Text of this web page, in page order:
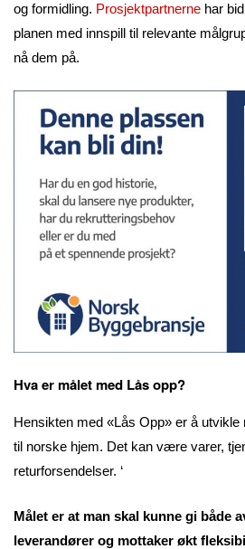
og formidling. Prosjektpartnerne har
planen med innspill til relevante
nå dem på.
Hva er målet med Lås opp?
Hensikten med «Lås Opp» er å
til norske hjem. Det kan være varer,
returforsendelser. ‘
Målet er at man skal kunne gi både
leverandører og mottaker økt